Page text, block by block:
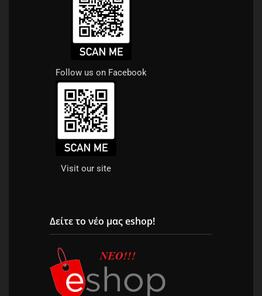
Follow us on Facebook
Visit our site
Δείτε το νέο μας eshop!